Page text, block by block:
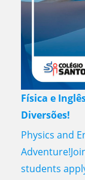
Física e
Diversões!
Physics and
students